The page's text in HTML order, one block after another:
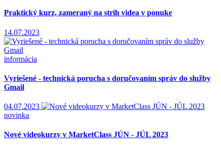
Praktický kurz, zameraný na strih videa v ponuke
14.07.2023
informácia
Vyriešené - technická porucha s doručovaním správ do služby
Gmail
04.07.2023
novinka
Nové videokurzy v MarketClass JÚN - JÚL 2023